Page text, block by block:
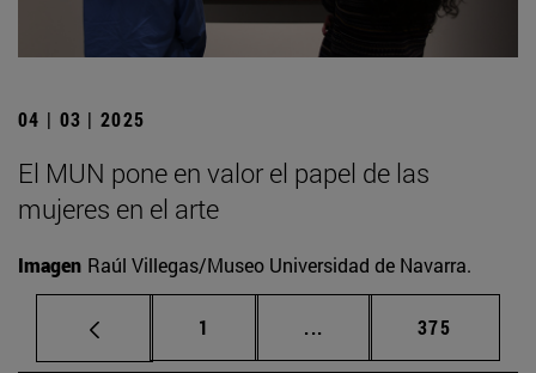
04 | 03 | 2025
El MUN pone en valor el papel de las
mujeres en el arte
Imagen Raúl Villegas/Museo Universidad de Navarra.
Página
1 ... Páginas intermedias
Página
375